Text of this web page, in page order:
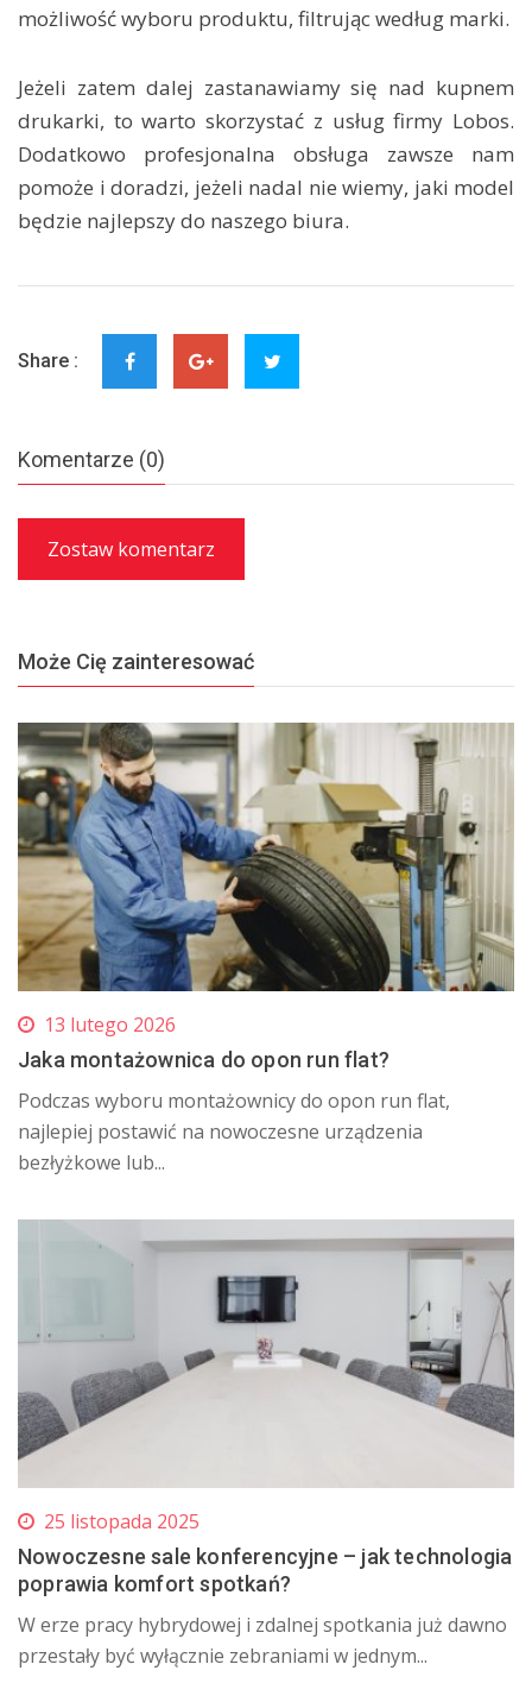
możliwość wyboru produktu, filtrując według marki.
Jeżeli zatem dalej zastanawiamy się nad kupnem
drukarki, to warto skorzystać z usług firmy Lobos.
Dodatkowo profesjonalna obsługa zawsze nam
pomoże i doradzi, jeżeli nadal nie wiemy, jaki model
będzie najlepszy do naszego biura.
Share :
Komentarze (0)
Zostaw komentarz
Może Cię zainteresować
13 lutego 2026
Jaka montażownica do opon run flat?
​Podczas wyboru montażownicy do opon run flat,
najlepiej postawić na nowoczesne urządzenia
bezłyżkowe lub...
25 listopada 2025
Nowoczesne sale konferencyjne – jak technologia
poprawia komfort spotkań?
W erze pracy hybrydowej i zdalnej spotkania już dawno
przestały być wyłącznie zebraniami w jednym...